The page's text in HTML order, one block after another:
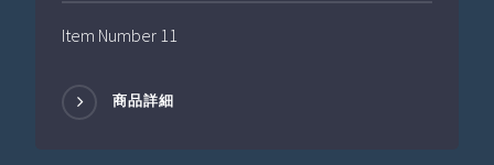
Item Number 11
商品詳細